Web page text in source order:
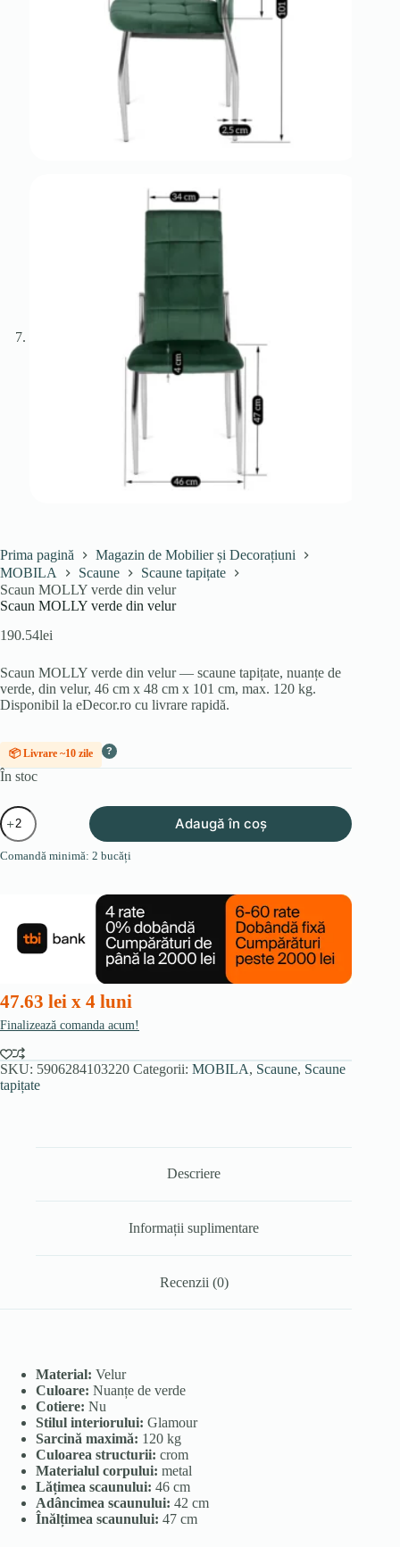
Prima pagină
Magazin de Mobilier și Decorațiuni
MOBILA
Scaune
Scaune tapițate
Scaun MOLLY verde din velur
Scaun MOLLY verde din velur
190.54lei
Scaun MOLLY verde din velur — scaune tapițate, nuanțe de
verde, din velur, 46 cm x 48 cm x 101 cm, max. 120 kg.
Disponibil la eDecor.ro cu livrare rapidă.
📦 Livrare ~10 zile ?
În stoc
Cantitate
Scaun
MOLLY
verde
Adaugă în coș
Comandă minimă: 2 bucăți
47.63 lei x 4 luni
Finalizează comanda acum!
SKU: 5906284103220 Categorii: MOBILA, Scaune, Scaune
tapițate
Descriere
Informații suplimentare
Recenzii (0)
Material: Velur
Culoare: Nuanțe de verde
Cotiere: Nu
Stilul interiorului: Glamour
Sarcină maximă: 120 kg
Culoarea structurii: crom
Materialul corpului: metal
Lățimea scaunului: 46 cm
Adâncimea scaunului: 42 cm
Înălțimea scaunului: 47 cm